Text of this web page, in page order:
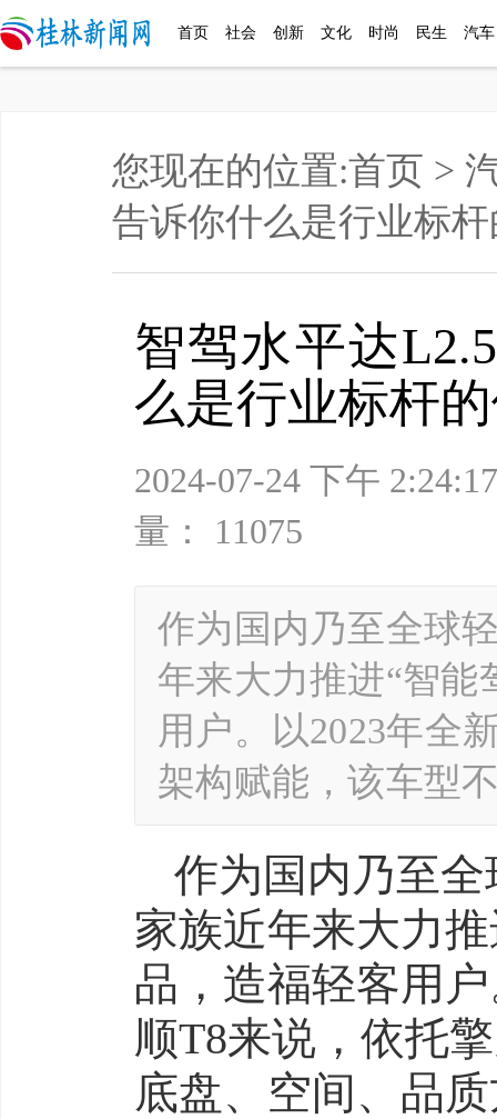
首页 社会 创新 文化 时尚 民生 汽车
您现在的位置:首页 >
告诉你什么是行业标
智驾水平达
么是行业标杆
2024-07-24 下午
量： 11075
作为国内乃至全球
年来大力推进“智能
用户。以2023年全
架构赋能，该车型
作为国内乃至
家族近年来大力
品，造福轻客用
顺T8来说，依托
底盘、空间、品